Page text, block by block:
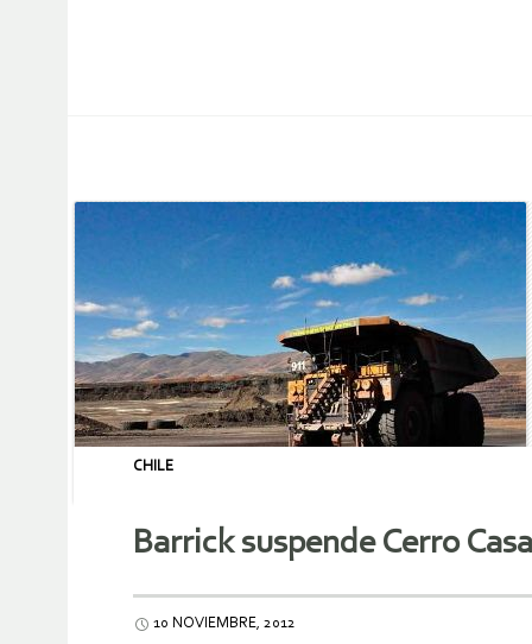
CHILE
Barrick suspende Cerro
10 NOVIEMBRE, 2012